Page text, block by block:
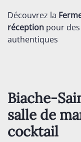
Découvrez la
réception pour
authentiques
Biache-
salle de
cocktail